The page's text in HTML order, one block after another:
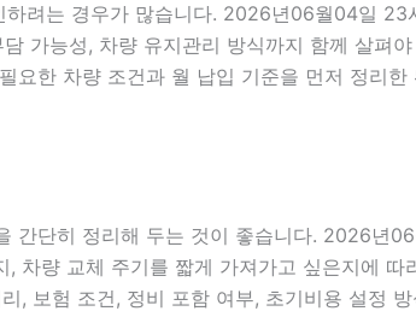
려는 경우가 많습니다. 2026년06월04일
가능성, 차량 유지관리 방식까지 함께 살펴
요한 차량 조건과 월 납입 기준을 먼저 정리
간단히 정리해 두는 것이 좋습니다. 2026년
, 차량 교체 주기를 짧게 가져가고 싶은지에
, 보험 조건, 정비 포함 여부, 초기비용 설정